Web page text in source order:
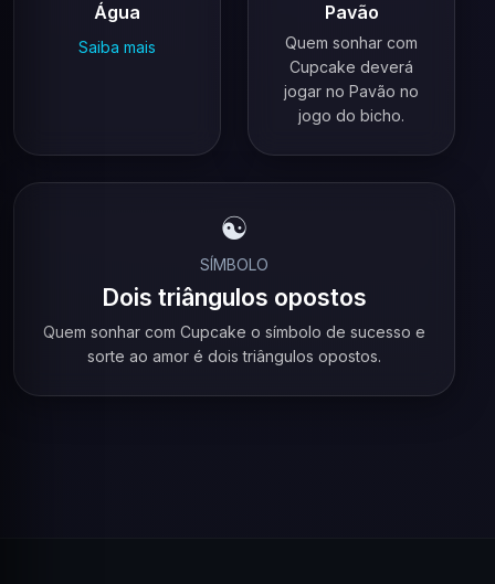
Água
Saiba mais
Pavão
Quem sonhar com
Cupcake deverá
jogar no Pavão no
jogo do bicho.
☯️
SÍMBOLO
Dois triângulos opostos
Quem sonhar com Cupcake o símbolo de sucesso e
sorte ao amor é dois triângulos opostos.